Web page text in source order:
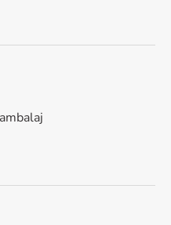
în 2-4 ore de la plasarea
buchet de bujori primesti o
Asaza buchetul in apa
directe ale soarelui, de
disponibile in perioada